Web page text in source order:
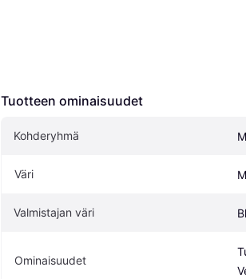
Tuotteen ominaisuudet
Kohderyhmä
Väri
Valmistajan väri
Ominaisuudet